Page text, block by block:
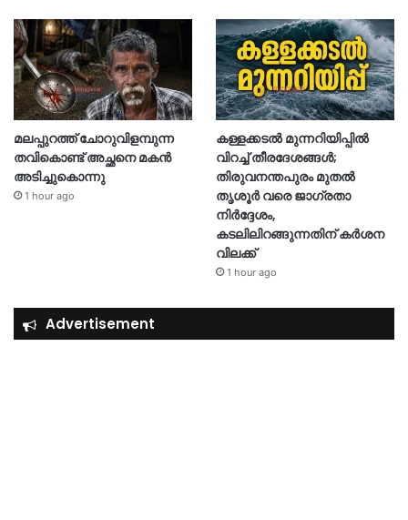
മലപ്പുറത്ത് ചോറുവിളമ്പുന്ന
തവികൊണ്ട് അച്ഛനെ മകൻ
അടിച്ചുകൊന്നു
1 hour ago
കള്ളക്കടൽ മുന്നറിയിപ്പിൽ
വിറച്ച് തീരദേശങ്ങൾ;
തിരുവനന്തപുരം മുതൽ
തൃശൂർ വരെ ജാഗ്രതാ
നിർദ്ദേശം,
കടലിലിറങ്ങുന്നതിന് കര്‍ശന
വിലക്ക്
1 hour ago
Advertisement